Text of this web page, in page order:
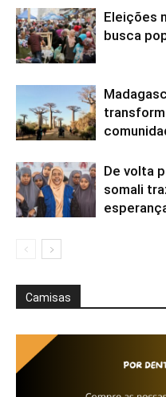
Eleições
busca
De volta
somali
Camisas